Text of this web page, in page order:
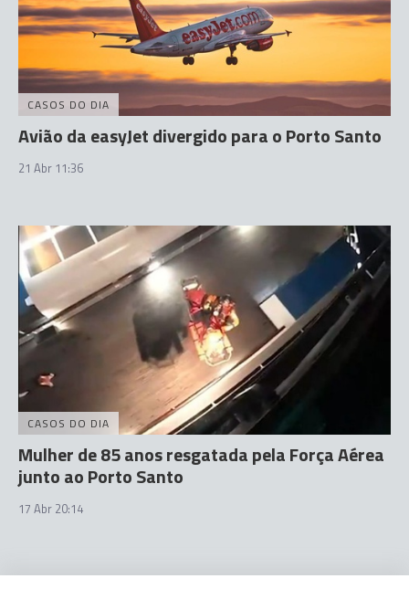
CASOS DO DIA
Avião da easyJet divergido para o Porto Santo
21 Abr 11:36
CASOS DO DIA
Mulher de 85 anos resgatada pela Força Aérea
junto ao Porto Santo
17 Abr 20:14